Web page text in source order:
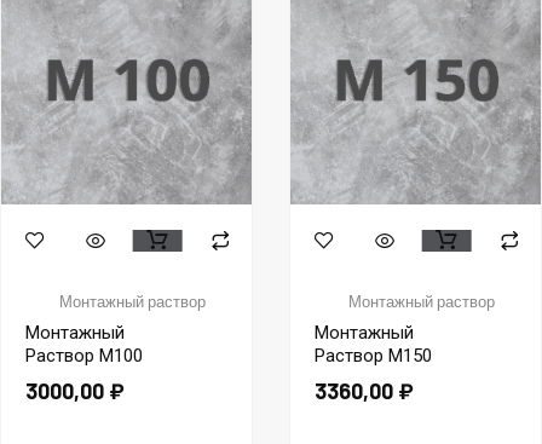
Монтажный раствор
Монтажный
Раствор М100
3000,00 ₽
Монтажный раствор
Монтажный
Раствор М150
3360,00 ₽